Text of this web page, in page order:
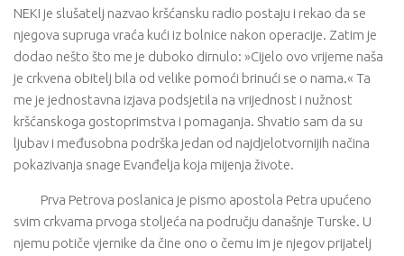
NEKI je slušatelj nazvao kršćansku radio postaju i rekao da se
njegova supruga vraća kući iz bolnice nakon operacije. Zatim je
dodao nešto što me je duboko dirnulo: »Cijelo ovo vrijeme naša
je crkvena obitelj bila od velike pomoći brinući se o nama.« Ta
me je jednostavna izjava podsjetila na vrijednost i nužnost
kršćanskoga gostoprimstva i pomaganja. Shvatio sam da su
ljubav i međusobna podrška jedan od najdjelotvornijih načina
pokazivanja snage Evanđelja koja mijenja živote.
Prva Petrova poslanica je pismo apostola Petra upućeno
svim crkvama prvoga stoljeća na području današnje Turske. U
njemu potiče vjernike da čine ono o čemu im je njegov prijatelj